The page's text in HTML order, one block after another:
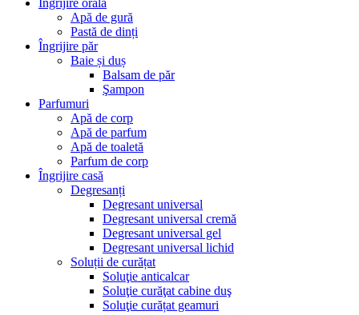
Îngrijire orală
Apă de gură
Pastă de dinți
Îngrijire păr
Baie și duș
Balsam de păr
Şampon
Parfumuri
Apă de corp
Apă de parfum
Apă de toaletă
Parfum de corp
Îngrijire casă
Degresanți
Degresant universal
Degresant universal cremă
Degresant universal gel
Degresant universal lichid
Soluții de curățat
Soluţie anticalcar
Soluţie curăţat cabine duş
Soluţie curățat geamuri